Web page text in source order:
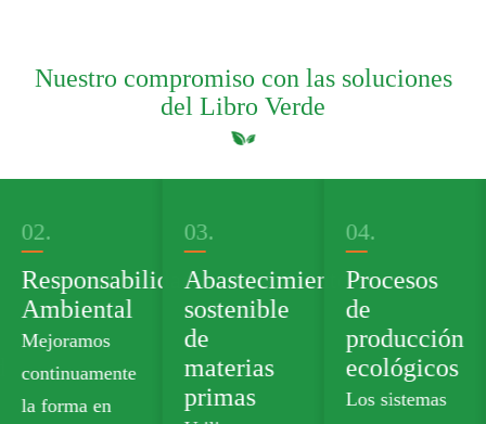
Nuestro compromiso con las soluciones
del Libro Verde
03.
Abastecimiento
sostenible
de
materias
primas
04.
Procesos
de
producción
ecológicos
Los sistemas
05.
Cartera de
productos
verdes
Ofrecemos
cartón de